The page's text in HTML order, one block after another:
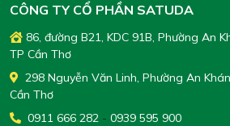
CÔNG TY CỔ PHẦN SATUDA
86, đường B21, KDC 91B, Phường An
TP Cần Thơ
298 Nguyễn Văn Linh, Phường An
Cần Thơ
0911 666 282 - 0939 595 900